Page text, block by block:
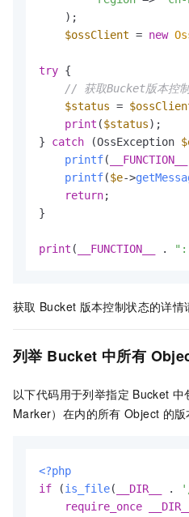
    );
$ossClient = new
try {
// 获取Bucket版本控制
$status =
print ($status);
} catch (OssException
printf( __FUNCTION__
printf($e->
return;
}
print ( __FUNCTION__ . ":
获取 Bucket 版本控制状态的详情
列举 Bucket 中所有
以下代码用于列举指定 Bucket 中
Marker）在内的所有 Object 的版
<?php
if (is_file( __DIR__ .
require_once
__DIR__